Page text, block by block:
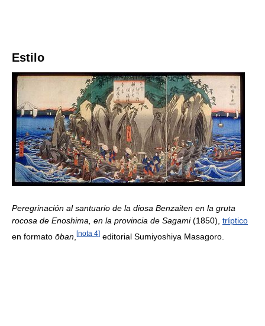
Estilo
Peregrinación al santuario de la diosa Benzaiten en la gruta
rocosa de Enoshima, en la provincia de Sagami(1850), tríptico
en formato ōban [nota 4] editorial Sumiyoshiya Masagoro.